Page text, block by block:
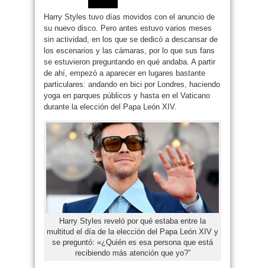
Harry Styles tuvo días movidos con el anuncio de
su nuevo disco. Pero antes estuvo varios meses
sin actividad, en los que se dedicó a descansar de
los escenarios y las cámaras, por lo que sus fans
se estuvieron preguntando en qué andaba. A partir
de ahí, empezó a aparecer en lugares bastante
particulares: andando en bici por Londres, haciendo
yoga en parques públicos y hasta en el Vaticano
durante la elección del Papa León XIV.
Harry Styles reveló por qué estaba entre la
multitud el día de la elección del Papa León XIV y
se preguntó: «¿Quién es esa persona que está
recibiendo más atención que yo?”